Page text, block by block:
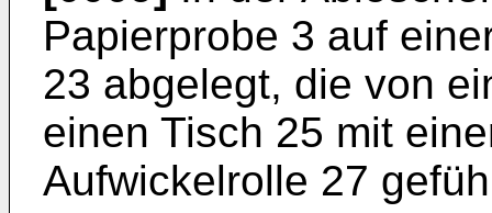
Papierprobe 3 auf
23 abgelegt, die von
einen Tisch 25 mit
Aufwickelrolle 27